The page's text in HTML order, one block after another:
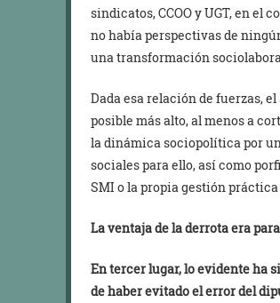
sindicatos, CCOO y UGT, en el
no había perspectivas de
una transformación
Dada esa relación de fuerzas,
posible más alto, al menos a
la dinámica sociopolítica por
sociales para ello, así como
SMI o la propia gestión
La ventaja de la derrota era
En tercer lugar, lo evidente ha
de haber evitado el error del